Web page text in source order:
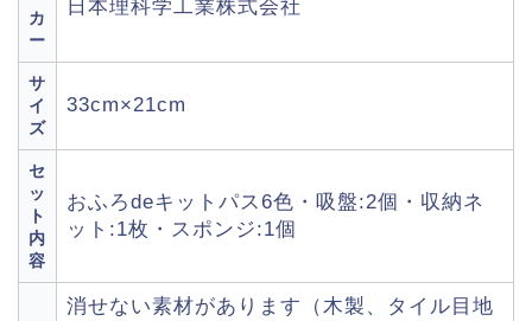
カ
ー
日本理科学工業株式会社
サ
イ
ズ
33cm×21cm
セ
ッ
ト
内
容
おふろdeキットパス6色・吸盤:2個・収納ネ
ット:1枚・スポンジ:1個
消せない素材があります（木製、タイル目地